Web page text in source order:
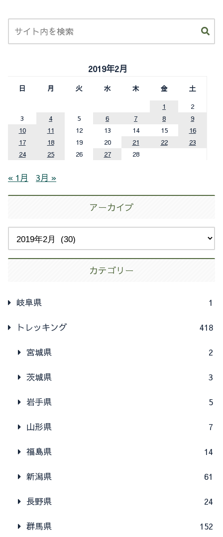
2019年2月
日 月 火 水 木 金
土
1
2
3
4 5 6 7 8
9
10
11 12 13 14 15
16
17
18 19 20 21 22
23
24
25 26 27 28
« 1月 3月 »
アーカイブ
カテゴリー
岐阜県 1
トレッキング 418
宮城県 2
茨城県 3
岩手県 5
山形県 7
福島県 14
新潟県 61
長野県 24
群馬県 152